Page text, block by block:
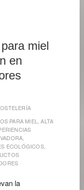
miel
en
PARA MIEL ,ALTA
ECOLÓGICOS,
la